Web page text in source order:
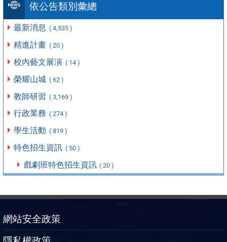
依公告類別彙總
最新消息 ( 4,535 )
精進計畫 ( 20 )
校內藝文展演 ( 14 )
榮耀山城 ( 62 )
教師研習 ( 3,169 )
行政業務 ( 274 )
學生活動 ( 819 )
特色招生資訊 ( 50 )
戲劇班特色招生資訊 ( 20 )
網站安全政策